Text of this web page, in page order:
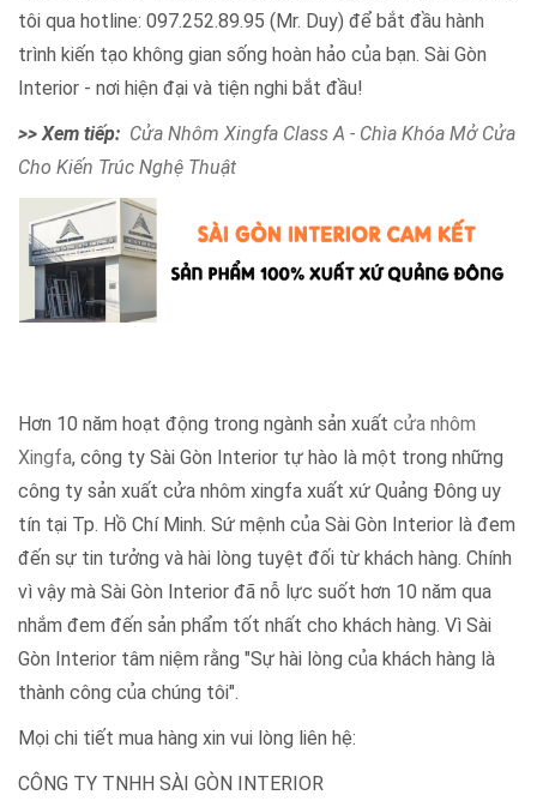
tôi qua hotline: 097.252.89.95 (Mr. Duy) để bắt đầu hành
trình kiến tạo không gian sống hoàn hảo của bạn. Sài Gòn
Interior - nơi hiện đại và tiện nghi bắt đầu!
>> Xem tiếp: Cửa Nhôm Xingfa Class A - Chìa Khóa Mở Cửa
Cho Kiến Trúc Nghệ Thuật
Hơn 10 năm hoạt động trong ngành sản xuất cửa nhôm
Xingfa, công ty Sài Gòn Interior tự hào là một trong những
công ty sản xuất cửa nhôm xingfa xuất xứ Quảng Đông uy
tín tại Tp. Hồ Chí Minh. Sứ mệnh của Sài Gòn Interior là đem
đến sự tin tưởng và hài lòng tuyệt đối từ khách hàng. Chính
vì vậy mà Sài Gòn Interior đã nỗ lực suốt hơn 10 năm qua
nhắm đem đến sản phẩm tốt nhất cho khách hàng. Vì Sài
Gòn Interior tâm niệm rằng "Sự hài lòng của khách hàng là
thành công của chúng tôi".
Mọi chi tiết mua hàng xin vui lòng liên hệ:
CÔNG TY TNHH SÀI GÒN INTERIOR